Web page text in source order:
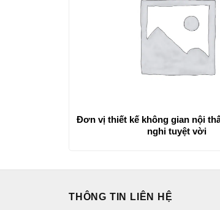
Đơn vị thiết kế không gian nội
nghi tuyệt vời
THÔNG TIN LIÊN HỆ